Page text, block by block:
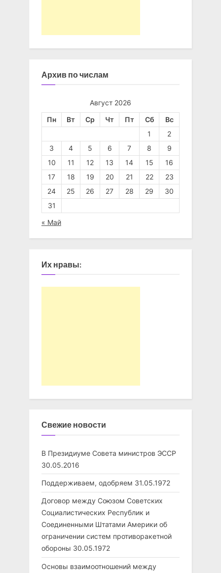
Архив по числам
Август 2026
Пн Вт Ср Чт Пт Сб
Вс
1
2
3
4 5 6 7 8
9
10
11 12 13 14 15
16
17
18 19 20 21 22
23
24
25 26 27 28 29
30
31
« Май
Их нравы:
Свежие новости
В Президиуме Совета министров ЭССР
30.05.2016
Поддерживаем, одобряем 31.05.1972
Договор между Союзом Советских
Социалистических Республик и
Соединенными Штатами Америки об
ограничении систем противоракетной
обороны 30.05.1972
Основы взаимоотношений между